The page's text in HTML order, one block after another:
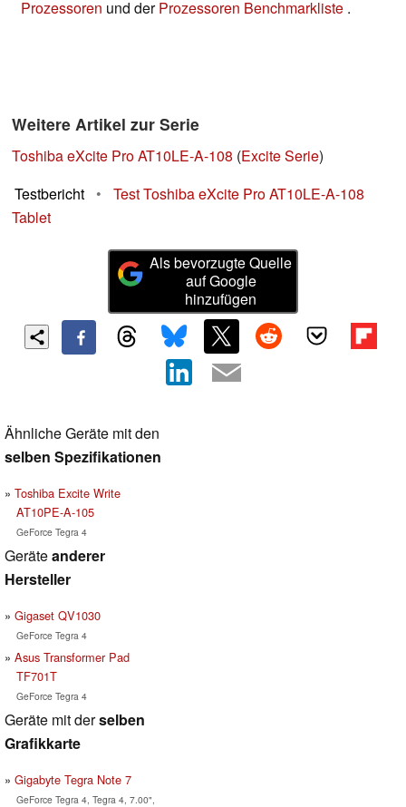
Prozessoren und derProzessoren Benchmarkliste .
Weitere Artikel zur Serie
Toshiba eXcite Pro AT10LE-A-108 (Excite Serie)
Testbericht
•
Test Toshiba eXcite Pro AT10LE-A-108
Tablet
Als bevorzugte Quelle
auf Google
hinzufügen
Ähnliche Geräte mit den
selben Spezifikationen
Toshiba Excite Write
AT10PE-A-105
GeForce Tegra 4
Geräteanderer
Hersteller
Gigaset QV1030
GeForce Tegra 4
Asus Transformer Pad
TF701T
GeForce Tegra 4
Geräte mit derselben
Grafikkarte
Gigabyte Tegra Note 7
GeForce Tegra 4, Tegra 4, 7.00",